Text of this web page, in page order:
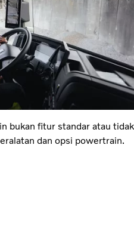
bukan fitur standar atau tidak
dan opsi powertrain.